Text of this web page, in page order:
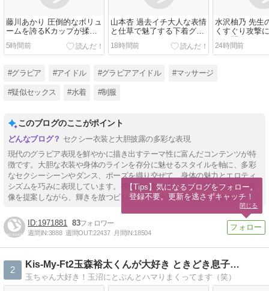
藤川あかり 圧倒的なボリュ
ームを誇るKカップが揉ま
れまくり
5時間前
山本杏 過去イチ大人な表情
と仕草で魅了する下着グラ
ビア
18時間前
水沢柚乃 先生
くすぐり攻撃
せて悶絶
24時間前
#グラビア #アイドル #グラビアアイドル #マッサージ
#疑似セックス #水着 #制服
このブログのここがポイント
セクシー衣装と大胆披露の多彩な表現
現代のグラビア表現を鮮やかに描き出すテーマ性に富んだコンテンツが特
徴です。大胆な衣装や身体のラインを存分に魅せるスタイルを軸に、多彩
なセクシーシーンやダンス、ポーズを織り交ぜて、身体の魅力とエロティ
シズムを巧みに表現しています。視覚的な刺激とともに、個性豊かな女性
像を提案しながら、輝きを放つビジュアルシーンを追及しています。
1971881 83
週間IN:3888 週間OUT:22437 月間IN:18504
2
Kis-My-Ft2玉森裕太くんが大好き ときどき息子…
玉ちゃん大好き！玉沼にとぷんとハマりまくってます（笑）
【Tips】気になるブログをフォロー。
登録不要。更新を逃さずキャッチ！
閉じる